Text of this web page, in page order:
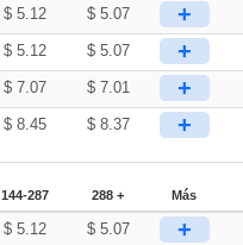
$ 5.12 $ 5.07 +
$ 5.12 $ 5.07 +
$ 7.07 $ 7.01 +
$ 8.45 $ 8.37 +
144-287 288 + Más
$ 5.12 $ 5.07 +